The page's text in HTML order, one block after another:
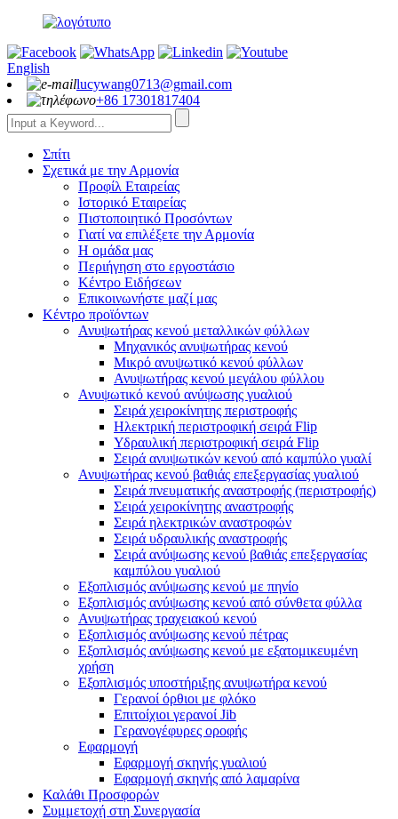
English
lucywang0713@gmail.com
+86 17301817404
Σπίτι
Σχετικά με την Αρμονία
Προφίλ Εταιρείας
Ιστορικό Εταιρείας
Πιστοποιητικό Προσόντων
Γιατί να επιλέξετε την Αρμονία
Η ομάδα μας
Περιήγηση στο εργοστάσιο
Κέντρο Ειδήσεων
Επικοινωνήστε μαζί μας
Κέντρο προϊόντων
Ανυψωτήρας κενού μεταλλικών φύλλων
Μηχανικός ανυψωτήρας κενού
Μικρό ανυψωτικό κενού φύλλων
Ανυψωτήρας κενού μεγάλου φύλλου
Ανυψωτικό κενού ανύψωσης γυαλιού
Σειρά χειροκίνητης περιστροφής
Ηλεκτρική περιστροφική σειρά Flip
Υδραυλική περιστροφική σειρά Flip
Σειρά ανυψωτικών κενού από καμπύλο γυαλί
Ανυψωτήρας κενού βαθιάς επεξεργασίας γυαλιού
Σειρά πνευματικής αναστροφής (περιστροφής)
Σειρά χειροκίνητης αναστροφής
Σειρά ηλεκτρικών αναστροφών
Σειρά υδραυλικής αναστροφής
Σειρά ανύψωσης κενού βαθιάς επεξεργασίας
καμπύλου γυαλιού
Εξοπλισμός ανύψωσης κενού με πηνίο
Εξοπλισμός ανύψωσης κενού από σύνθετα φύλλα
Ανυψωτήρας τραχειακού κενού
Εξοπλισμός ανύψωσης κενού πέτρας
Εξοπλισμός ανύψωσης κενού με εξατομικευμένη
χρήση
Εξοπλισμός υποστήριξης ανυψωτήρα κενού
Γερανοί όρθιοι με φλόκο
Επιτοίχιοι γερανοί Jib
Γερανογέφυρες οροφής
Εφαρμογή
Εφαρμογή σκηνής γυαλιού
Εφαρμογή σκηνής από λαμαρίνα
Καλάθι Προσφορών
Συμμετοχή στη Συνεργασία